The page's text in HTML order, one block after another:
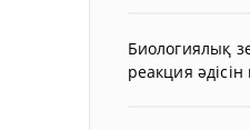
Биологиялық
реакция